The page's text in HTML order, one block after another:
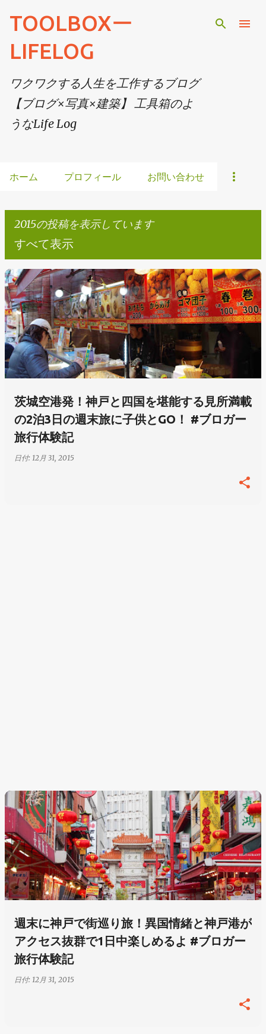
スキップしてメイン コンテンツに移動
TOOLBOXー
LIFELOG
ワクワクする人生を工作するブログ
【ブログ×写真×建築】 工具箱のよ
うなLife Log
ホーム プロフィール お問い合わせ
2015の投稿を表示しています
すべて表示
投
稿
茨城空港発！神戸と四国を堪能する見所満載
の2泊3日の週末旅に子供とGO！ #ブロガー
旅行体験記
日付: 12月 31, 2015
週末に神戸で街巡り旅！異国情緒と神戸港が
アクセス抜群で1日中楽しめるよ #ブロガー
旅行体験記
日付: 12月 31, 2015